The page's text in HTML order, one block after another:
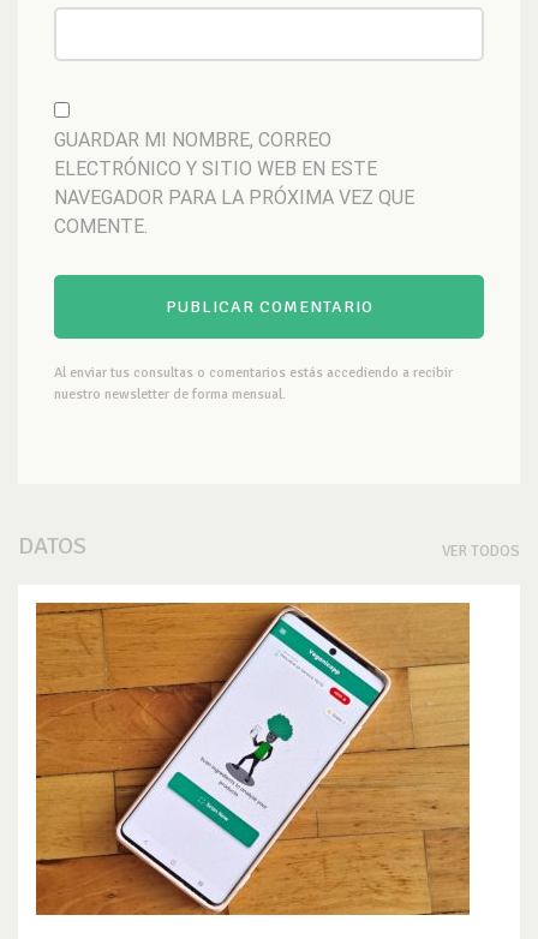
GUARDAR MI NOMBRE, CORREO
ELECTRÓNICO Y SITIO WEB EN ESTE
NAVEGADOR PARA LA PRÓXIMA VEZ QUE
COMENTE.
Al enviar tus consultas o comentarios estás accediendo a recibir
nuestro newsletter de forma mensual.
DATOS VER TODOS